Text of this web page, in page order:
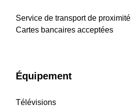
Service de transport de proximité
Cartes bancaires acceptées
Équipement
Télévisions